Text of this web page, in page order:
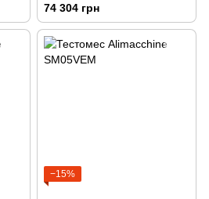
74 304 грн
−15%